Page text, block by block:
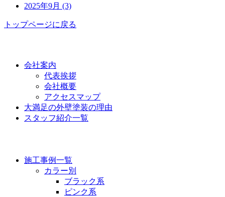
2025年9月 (3)
トップページに戻る
会社案内
代表挨拶
会社概要
アクセスマップ
大満足の外壁塗装の理由
スタッフ紹介一覧
施工事例一覧
カラー別
ブラック系
ピンク系